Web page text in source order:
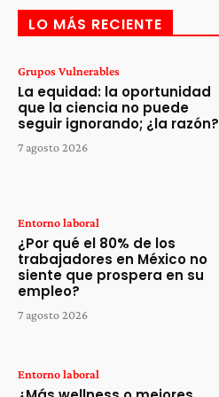
LO MÁS RECIENTE
Grupos Vulnerables
La equidad: la oportunidad
que la ciencia no puede
seguir ignorando; ¿la razón?
7 agosto 2026
Entorno laboral
¿Por qué el 80% de los
trabajadores en México no
siente que prospera en su
empleo?
7 agosto 2026
Entorno laboral